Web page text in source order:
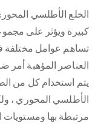
الخلع الأطلسي
كبيرة ويؤثر على
تساهم عوامل مختلفة
العناصر المؤهبة
يتم استخدام كل من
الأطلسي المحوري ،
مرتبطة بها ومستويات